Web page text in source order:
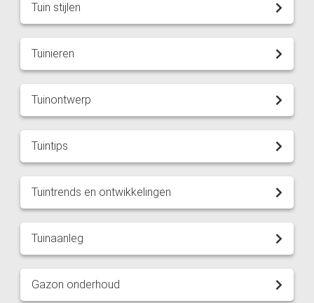
Tuin stijlen
Tuinieren
Tuinontwerp
Tuintips
Tuintrends en ontwikkelingen
Tuinaanleg
Gazon onderhoud